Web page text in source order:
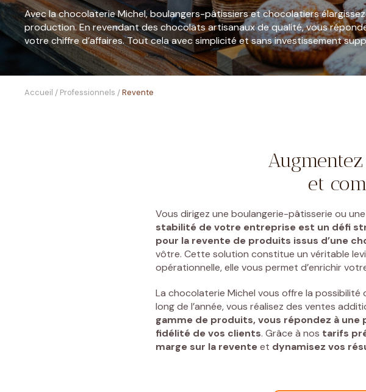
Assortiments de
chocolats
Créations Michel
Tous nos
assortiments
Ballotins
Avec la chocolaterie Michel, boulangers-pâtissiers et chocolatiers
production. En revendant des chocolats artisanaux de qualité, vous
votre chiffre d’affaires. Tout cela avec simplicité et sans investissement
Accueil / Professionnels /Revente
et
Vous dirigez une boulangerie-pâtisserie ou une
stabilité de votre entreprise est un défi
pour la revente de produits issus d’une
vôtre. Cette solution constitue un véritable
opérationnelle, elle vous permet d’enrichir
La chocolaterie Michel vous offre la possibilité
long de l’année, vous réalisez des ventes
gamme de produits, vous répondez à
fidélité de vos clients. Grâce à nos tarifs
marge sur la reventeet dynamisez vos